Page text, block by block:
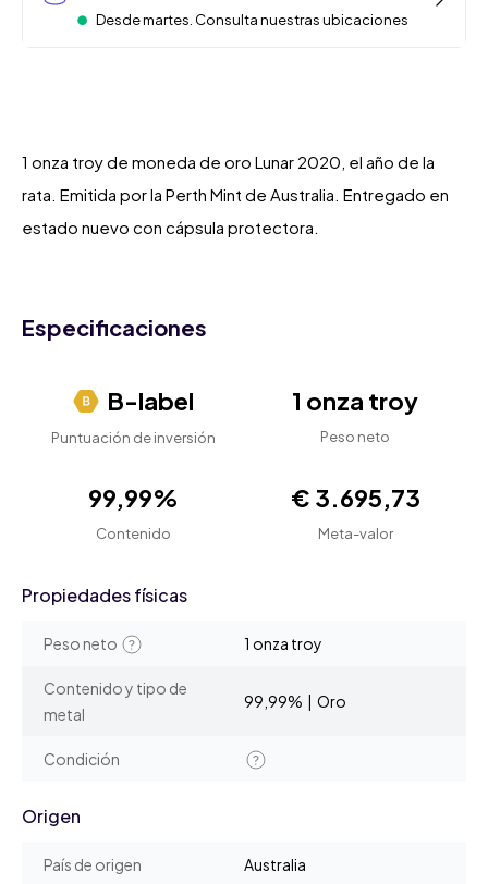
Desde martes. Consulta nuestras ubicaciones
1 onza troy de moneda de oro Lunar 2020, el año de la
rata. Emitida por la Perth Mint de Australia. Entregado en
estado nuevo con cápsula protectora.
Especificaciones
B-label
Puntuación de inversión
1 onza troy
Peso neto
99,99%
Contenido
€ 3.695,73
Meta-valor
Propiedades físicas
Peso neto 1 onza troy
Contenido y tipo de
metal
99,99% | Oro
Condición
Origen
País de origen Australia